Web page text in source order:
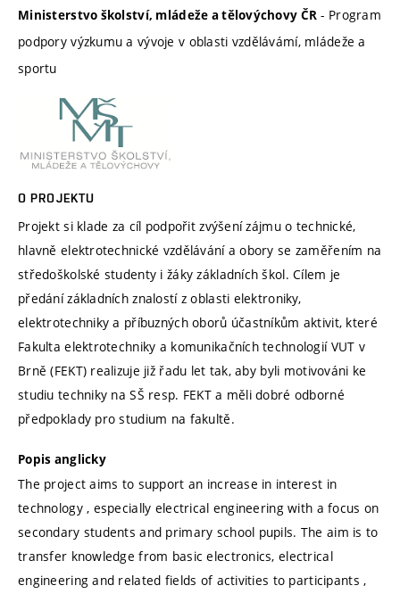
Ministerstvo školství, mládeže a tělovýchovy ČR - Program
podpory výzkumu a vývoje v oblasti vzdělávámí, mládeže a
sportu
O PROJEKTU
Projekt si klade za cíl podpořit zvýšení zájmu o technické,
hlavně elektrotechnické vzdělávání a obory se zaměřením na
středoškolské studenty i žáky základních škol. Cílem je
předání základních znalostí z oblasti elektroniky,
elektrotechniky a příbuzných oborů účastníkům aktivit, které
Fakulta elektrotechniky a komunikačních technologií VUT v
Brně (FEKT) realizuje již řadu let tak, aby byli motivováni ke
studiu techniky na SŠ resp. FEKT a měli dobré odborné
předpoklady pro studium na fakultě.
Popis anglicky
The project aims to support an increase in interest in
technology , especially electrical engineering with a focus on
secondary students and primary school pupils. The aim is to
transfer knowledge from basic electronics, electrical
engineering and related fields of activities to participants ,